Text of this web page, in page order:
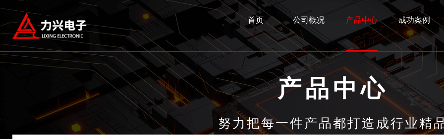
首页 公司概况 产品中心 成功案例
产品中心
努力把每一件产品都打造成行业精